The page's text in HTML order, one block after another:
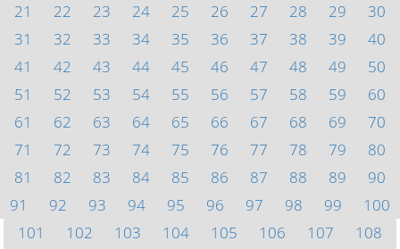
21
22 23 24 25 26 27 28 29
30
31
32 33 34 35 36 37 38 39
40
41
42 43 44 45 46 47 48 49
50
51
52 53 54 55 56 57 58 59
60
61
62 63 64 65 66 67 68 69
70
71
72 73 74 75 76 77 78 79
80
81
82 83 84 85 86 87 88 89
90
91
92 93 94 95 96 97 98 99
100
101
102 103 104 105 106 107
108